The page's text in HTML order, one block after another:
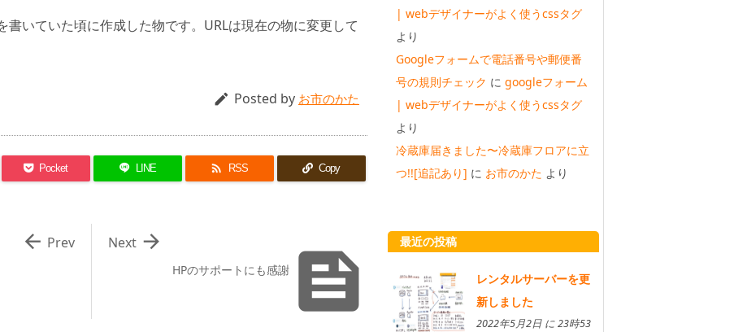
書いていた頃に作成した物です。URLは現在の物に変更して
 Posted by お市のかた
Pocket LINE  RSS Copy

HPのサポートにも感謝

Next
 Prev
| webデザイナーがよく使うcssタグ
より
Googleフォームで電話番号や郵便番
号の規則チェック に googleフォーム
| webデザイナーがよく使うcssタグ
より
冷蔵庫届きました〜冷蔵庫フロアに立
つ!![追記あり] に お市のかた より
最近の投稿
レンタルサーバーを更
新しました
2022年5月2日 に 23時53